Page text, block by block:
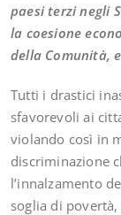
paesi terzi negli
la coesione
della Comunità,
Tutti i drastici
sfavorevoli ai
violando così in
discriminazione
l’innalzamento
soglia di povertà,